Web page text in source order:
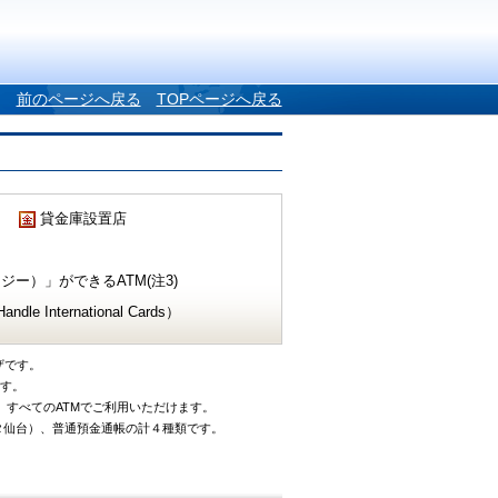
前のページへ戻る TOPページへ戻る
貸金庫設置店
ー）」ができるATM(注3)
International Cards）
す。
。
べてのATMでご利用いただけます。
台）、普通預金通帳の計４種類です。